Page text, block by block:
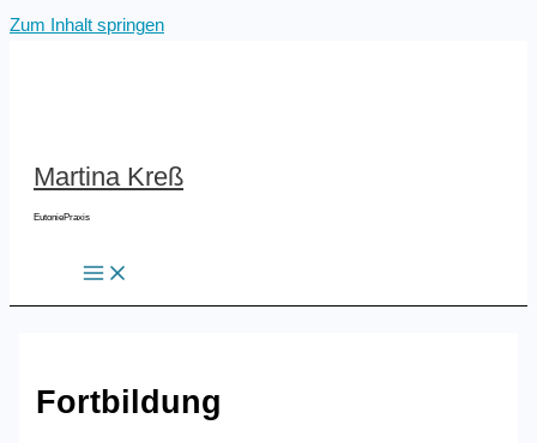
Zum Inhalt springen
Martina Kreß
EutoniePraxis
Fortbildung